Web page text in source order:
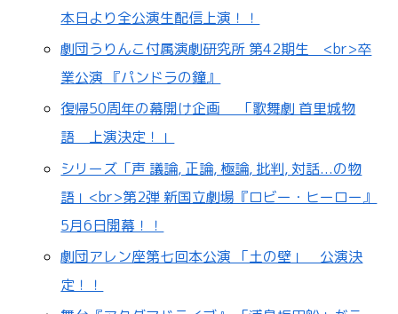
本日より全公演生配信上演！！
劇団うりんこ付属演劇研究所 第42期生 <br>卒
業公演 『パンドラの鐘』
復帰50周年の幕開け企画 「歌舞劇 首里城物
語 上演決定！」
シリーズ「声 議論, 正論, 極論, 批判, 対話...の物
語」<br>第2弾 新国立劇場『ロビー・ヒーロー』
5月6日開幕！！
劇団アレン座第七回本公演 「土の壁」 公演決
定！！